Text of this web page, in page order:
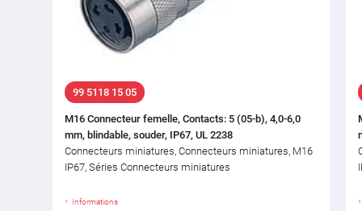
99 5118 15 05
M16 Connecteur femelle, Contacts: 5 (05-b), 4,0-6,0
mm, blindable, souder, IP67, UL 2238
Connecteurs miniatures, Connecteurs miniatures, M16
IP67, Séries Connecteurs miniatures
Informations